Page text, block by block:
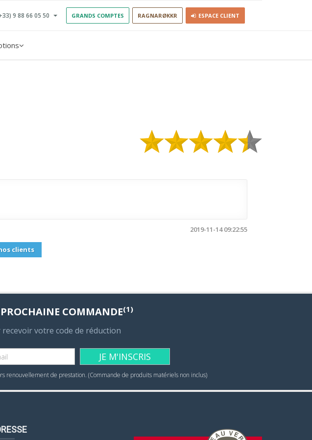
9 88 66 05 50 GRANDS COMPTES RAGNARØKKR ESPACE CLIENT
2019-11-14 09:22:55
clients
COMMANDE(1)
votre code de réduction
JE M'INSCRIS
renouvellement de prestation. (Commande de produits matériels non inclus)